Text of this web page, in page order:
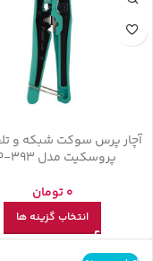
آچار پرس سوکت شبکه و
پروسکیت مدل CP-393
0تومان
انتخاب گزینه ها